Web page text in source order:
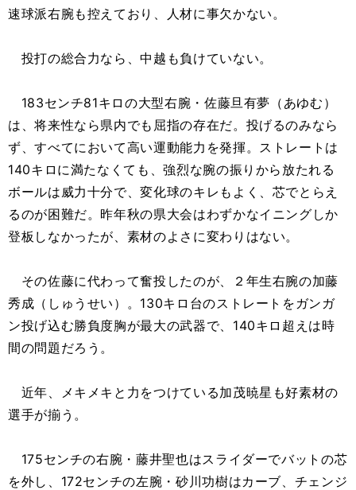
速球派右腕も控えており、人材に事欠かない。
投打の総合力なら、中越も負けていない。
183センチ81キロの大型右腕・佐藤旦有夢（あゆむ）
は、将来性なら県内でも屈指の存在だ。投げるのみなら
ず、すべてにおいて高い運動能力を発揮。ストレートは
140キロに満たなくても、強烈な腕の振りから放たれる
ボールは威力十分で、変化球のキレもよく、芯でとらえ
るのが困難だ。昨年秋の県大会はわずかなイニングしか
登板しなかったが、素材のよさに変わりはない。
その佐藤に代わって奮投したのが、２年生右腕の加藤
秀成（しゅうせい）。130キロ台のストレートをガンガ
ン投げ込む勝負度胸が最大の武器で、140キロ超えは時
間の問題だろう。
近年、メキメキと力をつけている加茂暁星も好素材の
選手が揃う。
175センチの右腕・藤井聖也はスライダーでバットの芯
を外し、172センチの左腕・砂川功樹はカーブ、チェンジ